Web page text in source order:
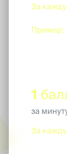
За
Пример:
1
за
За